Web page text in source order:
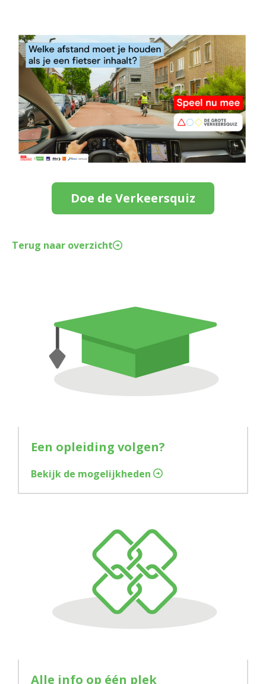
Doe de Verkeersquiz
Terug naar overzicht
Een opleiding volgen?
Bekijk de mogelijkheden
Alle info op één plek